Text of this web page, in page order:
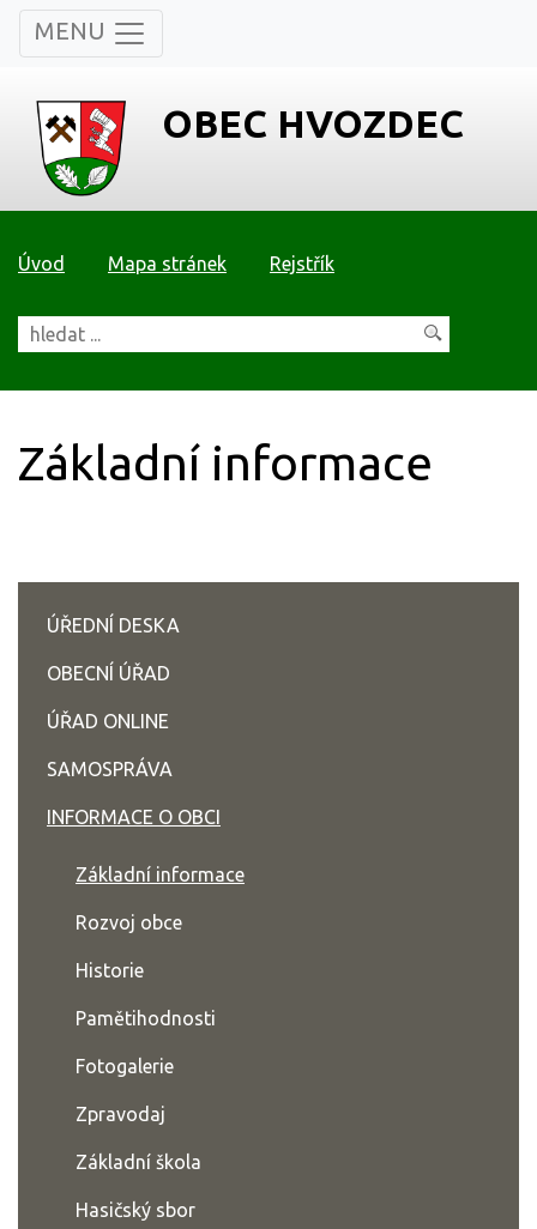
MENU
OBEC HVOZDEC
Úvod Mapa stránek Rejstřík
Základní informace
ÚŘEDNÍ DESKA
OBECNÍ ÚŘAD
ÚŘAD ONLINE
SAMOSPRÁVA
INFORMACE O OBCI
Základní informace
Rozvoj obce
Historie
Pamětihodnosti
Fotogalerie
Zpravodaj
Základní škola
Hasičský sbor